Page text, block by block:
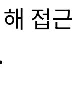
접